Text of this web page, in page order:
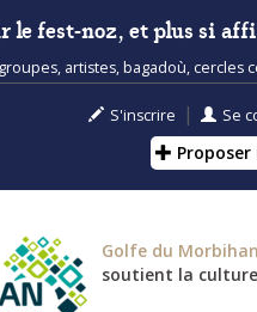
le fest-noz, et plus si
artistes, bagadoù, cercles
S'inscrire | Se
Golfe du
soutient la